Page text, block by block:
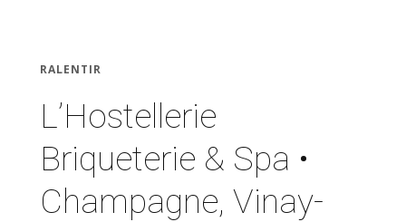
RALENTIR
L’Hostellerie
Briqueterie & Spa •
Champagne, Vinay-